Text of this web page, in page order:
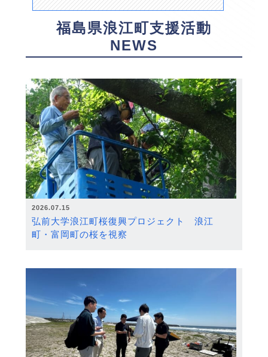
福島県浪江町支援活動
NEWS
2026.07.15
弘前大学浪江町桜復興プロジェクト 浪江
町・富岡町の桜を視察